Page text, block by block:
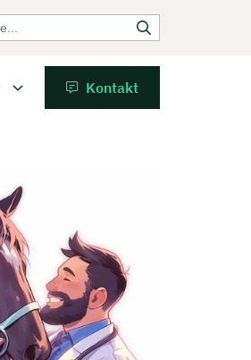
Kontakt